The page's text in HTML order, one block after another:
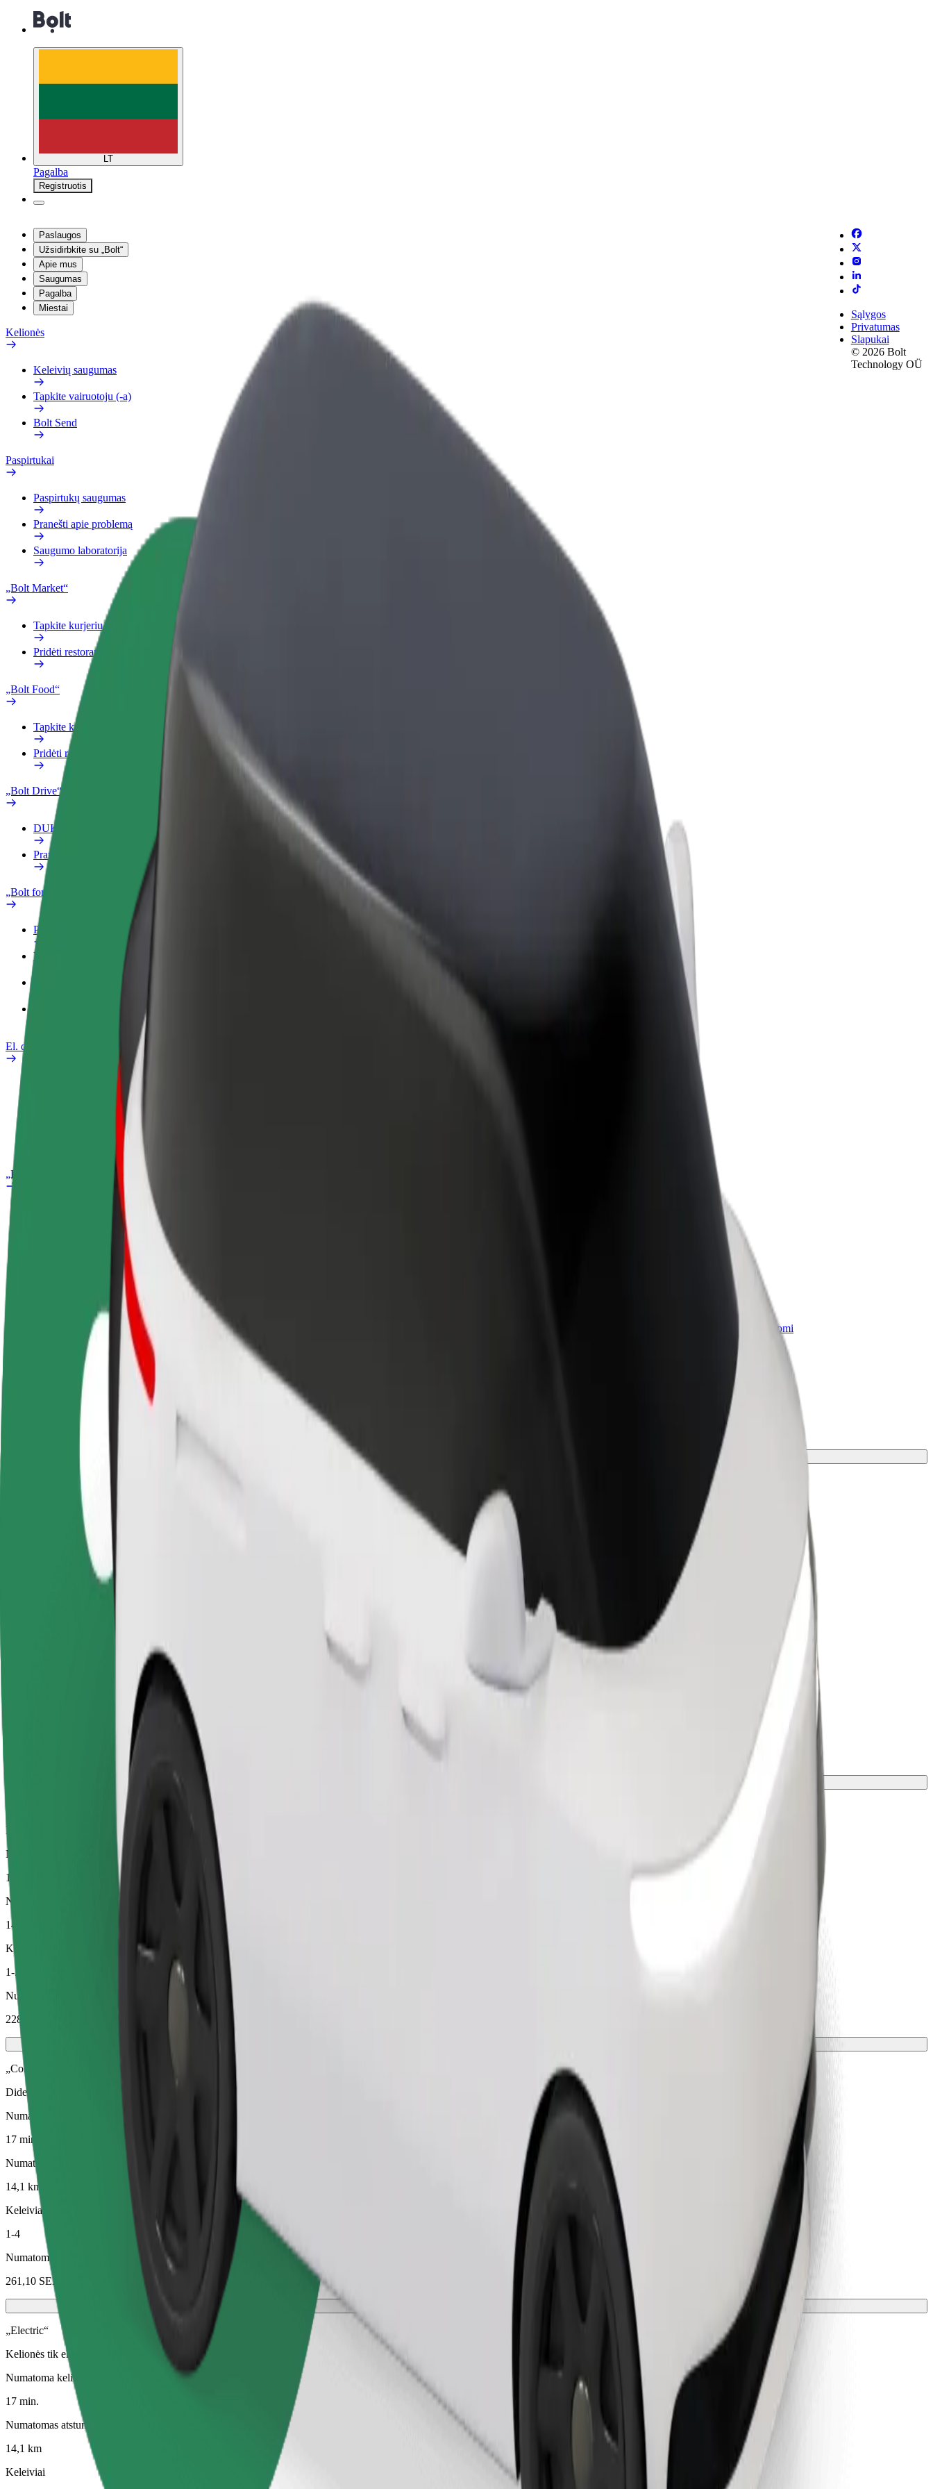
LT
Pagalba
Registruotis
Paslaugos
Užsidirbkite su „Bolt“
Apie mus
Saugumas
Pagalba
Miestai
Kelionės
Keleivių saugumas
Tapkite vairuotoju (-a)
Bolt Send
Paspirtukai
Paspirtukų saugumas
Pranešti apie problemą
Saugumo laboratorija
„Bolt Market“
Tapkite kurjeriu (-e)
Pridėti restoraną ar parduotuvę
„Bolt Food“
Tapkite kurjeriu (-e)
Pridėti restoraną ar parduotuvę
„Bolt Drive“
DUK
Pranešti apie automobilį
„Bolt for Business“
Privalumai
Verslo profilis
El. dviračiai
Saugumo laboratorija
Pranešti apie problemą
„Bolt Plus“
Tapkite vairuotoju (-
Užsidirbkite jums
patogiu metu
Tapkite kurjeriu (-e)
Pristatinėkite maistą ir gaukite
savaitinius išmokėjimus
Atskirų įmonių poreikiams pritaikomi
„Bolt“ produktai ir paslaugos
Sąlygos
Privatumas
Slapukai
© 2026 Bolt
Technology OÜ
Kaip nuvykti iš Arlanda Express į Kista Galleria | „Bolt“
Ieškote patogiausio būdo nukeliauti iš Arlanda Express į Kista Galleria? Peržiūrėkite mūsų teikiamas paslaugas ir išsirinkite tinkamiausias jūsų kelionei.
Arlanda Express
Patogumas ir komfortas pasiekiami vos keliais spustelėjimais!
Patikimos kelionės įprastais vidutinio dydžio automobiliais
Kūdikio kėdutė su diržais užtikrina saugią kelionę 2–6 metų vaikams (maždaug 10–30 kg). Susisiekite su vairuotoju ir sužinokite tikslius amžiaus, svorio ir ūgio apribojimus.
Numatoma kelionės trukmė
17 min.
Numatomas atstumas
14,1 km
Keleiviai
1-3
Numatoma kaina
228,40 SEK
„Comfort“
Didesni automobiliai, kuriuose daugiau erdvės kojoms ir lagaminams
Numatoma kelionės trukmė
17 min.
Numatomas atstumas
14,1 km
Keleiviai
1-4
Numatoma kaina
261,10 SEK
„Electric“
Kelionės tik elektra varomais automobiliais
Numatoma kelionės trukmė
17 min.
Numatomas atstumas
14,1 km
Keleiviai